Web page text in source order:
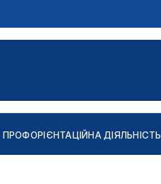
фонд
ПРОФОРІЄНТАЦІЙНА ДІЯЛЬНІСТЬ